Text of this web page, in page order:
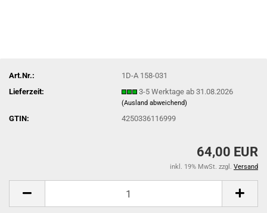
Art.Nr.:
1D-A 158-031
Lieferzeit:
3-5 Werktage ab 31.08.2026
(Ausland abweichend)
GTIN: 4250336116999
64,00 EUR
inkl. 19% MwSt. zzgl. Versand